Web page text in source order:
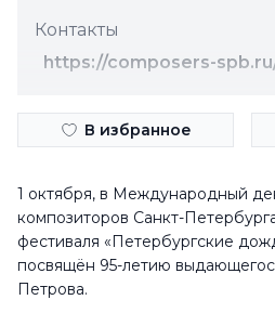
Контакты
https://composers-
В избранное
1 октября, в Международный
композиторов Санкт-
фестиваля «Петербургские
посвящён 95-летию
Петрова.